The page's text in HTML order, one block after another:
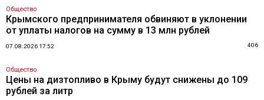
Общество
Крымского предпринимателя обвиняют в уклонении
от уплаты налогов на сумму в 13 млн рублей
07.08.2026 17:52 406
Общество
Цены на дизтопливо в Крыму будут снижены до 109
рублей за литр